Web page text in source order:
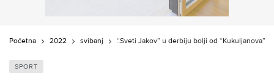
Početna 2022 svibanj “Sveti Jakov” u derbiju bolji od “Kukuljanova”,
SPORT